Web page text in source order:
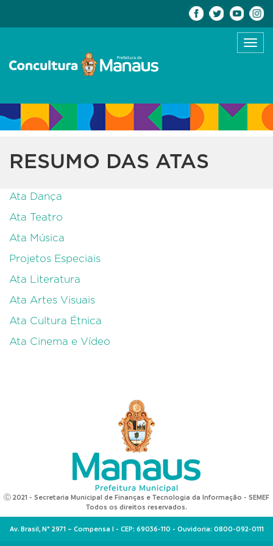
RESUMO DAS ATAS
Ata Dança
Ata Teatro
Ata Música
Projetos Especiais
Ata Literatura
Ata Artes Visuais
Ata Cultura Étnica
Ata Cinema e Vídeo
Ⓒ 2021 - Secretaria Municipal de Finanças e Tecnologia da Informação - SEMEF
Todos os direitos reservados.
Av. Brasil, N° 2971 – Compensa I - CEP: 69036-110 - Ouvidoria: 0800-092-0111